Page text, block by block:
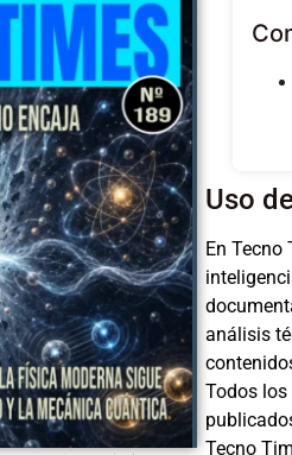
Uso
En Tecno
análisis
Todos
Tecno